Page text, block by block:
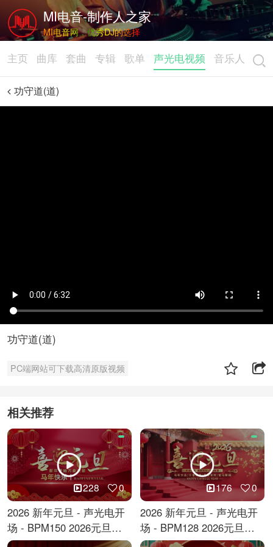
MI电音-制作人之家
MI电音网，优秀DJ的选择
主页 曲库 套曲 专辑 歌单 声光电视频 音乐人
功守道(道)
功守道(道)
PC端网站可下载高清原版视频
相关推荐
228 0
2026 新年元旦 - 声光电开
场 - BPM150 2026元旦跨
年倒计时
176 0
2026 新年元旦 - 声光电开
场 - BPM128 2026元旦马
年